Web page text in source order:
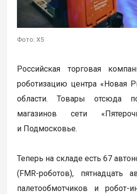
Фото: X5
Российская торговая
роботизацию центра «Новая
области. Товары отсюда
магазинов сети
и Подмосковье.
Теперь на складе есть 67
(FMR-роботов), пятнадцать
палетообмотчиков и робот-